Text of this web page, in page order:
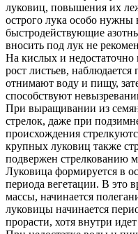
луковиц, повышения их
острого лука особо нужны
быстродействующие
вносить под лук не
На кислых и недостаточно
рост листьев,
отнимают воду и пищу,
способствуют
При выращивании из
стрелок, даже при
происхождения
крупных луковиц также
подвержен стрелкованию
Луковица формируется в
периода вегетации. В это
массы, начинается
луковицы начинается
прорасти, хотя внутри